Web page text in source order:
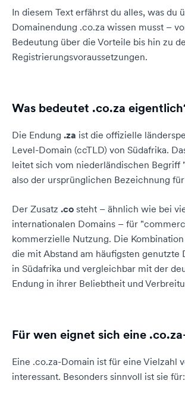
In diesem Text erfährst du alles, was du
Domainendung .co.za wissen musst –
Bedeutung über die Vorteile bis hin zu
Registrierungsvoraussetzungen.
Was bedeutet .co.za
Die Endung .za ist die offizielle
Level-Domain (ccTLD) von Südafrika.
leitet sich vom niederländischen Begriff
also der ursprünglichen Bezeichnung
Der Zusatz .co steht – ähnlich wie bei
internationalen Domains – für
kommerzielle Nutzung. Die Kombination
die mit Abstand am häufigsten genutzte
in Südafrika und vergleichbar mit der
Endung in ihrer Beliebtheit und
Für wen eignet sich eine
Eine .co.za-Domain ist für eine Vielzahl
interessant. Besonders sinnvoll ist sie für: